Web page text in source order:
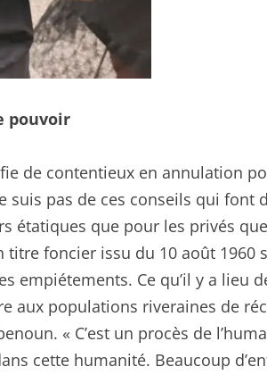
pouvoir
de contentieux en annulation
suis pas de ces conseils qui font
étatiques que pour les privés
titre foncier issu du 10 août 1960
empiétements. Ce qu’il y a lieu
aux populations riveraines de
« C’est un procès de
cette humanité. Beaucoup